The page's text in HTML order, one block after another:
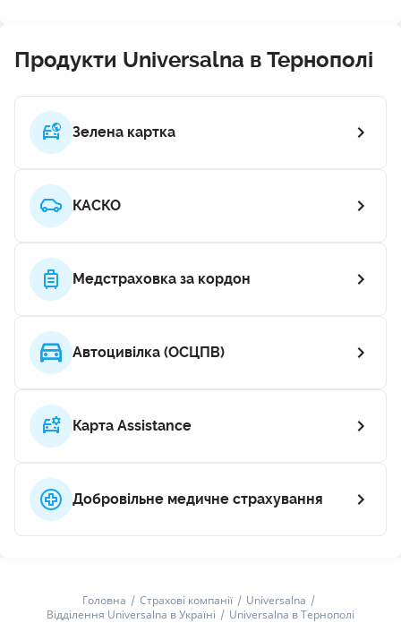
Продукти Universalna в Тернополі
Зелена картка
КАСКО
Медстраховка за кордон
Автоцивілка (ОСЦПВ)
Карта Assistance
Добровільне медичне страхування
Головна Страхові компанії
Universalna
Відділення Universalna в Україні
Universalna в Тернополі